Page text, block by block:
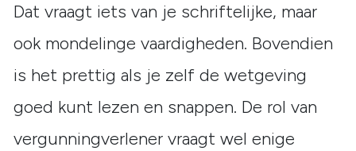
Dat vraagt iets van je schriftelijke, maar
ook mondelinge vaardigheden. Bovendien
is het prettig als je zelf de wetgeving
goed kunt lezen en snappen. De rol van
vergunningverlener vraagt wel enige